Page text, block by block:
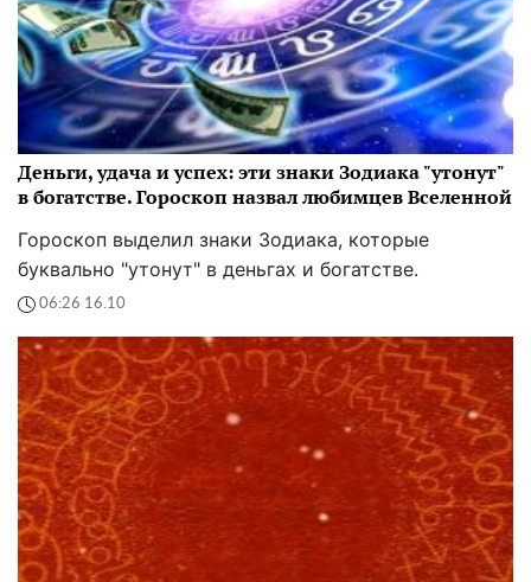
Деньги, удача и успех: эти знаки Зодиака "утонут"
в богатстве. Гороскоп назвал любимцев Вселенной
Гороскоп выделил знаки Зодиака, которые
буквально "утонут" в деньгах и богатстве.
06:26 16.10